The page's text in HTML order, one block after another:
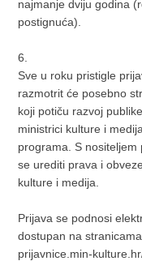
najmanje dviju godina
postignuća).
6.
Sve u roku pristigle
razmotrit će posebno
koji potiču razvoj
ministrici kulture i
programa. S
se urediti prava i
kulture i medija.
Prijava se podnosi
dostupan na
prijavnice.min-